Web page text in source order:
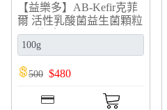
【益樂多】AB-Kefir克菲
爾 活性乳酸菌益生菌顆粒
((50條/盒/100g)
500 $480